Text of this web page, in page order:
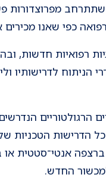
מפרוצדורות
כפי שאנו מכירים
רפואיות חדשות,
לדרישותיו
הרגולטוריים
הדרישות הטכניות
ברצפה אנטי־סטטית
החדש.